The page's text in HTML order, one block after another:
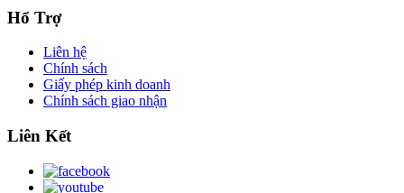
Hổ Trợ
Liên hệ
Chính sách
Giấy phép kinh doanh
Chính sách giao nhận
Liên Kết